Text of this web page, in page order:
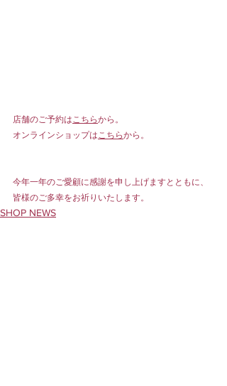
店舗のご予約はこちらから。
オンラインショップはこちらから。
今年一年のご愛顧に感謝を申し上げますとともに、
皆様のご多幸をお祈りいたします。
SHOP NEWS